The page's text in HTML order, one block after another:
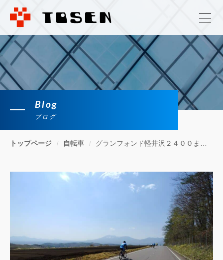
Blog
ブログ
トップページ 自転車